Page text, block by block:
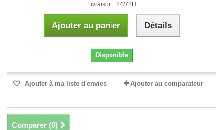
Livraison : 24/72H
Ajouter au panier Détails
Disponible
Ajouter à ma liste d'envies Ajouter au comparateur
Comparer (0)